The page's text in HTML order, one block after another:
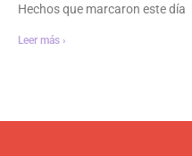
Hechos que marcaron este día
Leer más ›